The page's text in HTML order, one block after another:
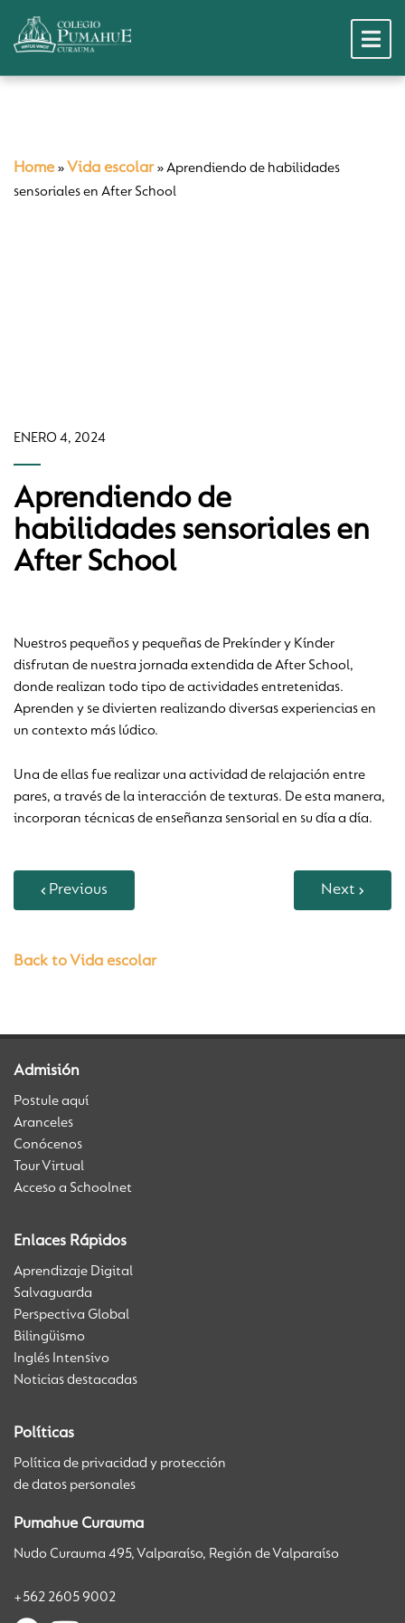
Home » Vida escolar»Aprendiendo de habilidades
sensoriales en After School
ENERO 4, 2024
Aprendiendo de
habilidades sensoriales en
After School
Nuestros pequeños y pequeñas de Prekínder y Kínder
disfrutan de nuestra jornada extendida de After School,
donde realizan todo tipo de actividades entretenidas.
Aprenden y se divierten realizando diversas experiencias en
un contexto más lúdico.
Una de ellas fue realizar una actividad de relajación entre
pares, a través de la interacción de texturas. De esta manera,
incorporan técnicas de enseñanza sensorial en su día a día.
Previous Next
Back to Vida escolar
Admisión
Postule aquí
Aranceles
Conócenos
Tour Virtual
Acceso a Schoolnet
Enlaces Rápidos
Aprendizaje Digital
Salvaguarda
Perspectiva Global
Bilingüismo
Inglés Intensivo
Noticias destacadas
Políticas
Política de privacidad y protección
de datos personales
Pumahue Curauma
Nudo Curauma 495, Valparaíso, Región de Valparaíso
+562 2605 9002